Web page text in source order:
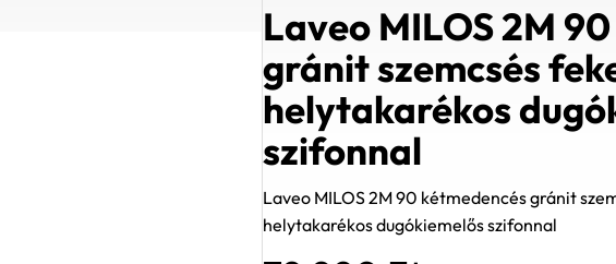
Laveo MILOS 2M
gránit szemcsés
helytakarékos
szifonnal
Laveo MILOS 2M 90 kétmedencés gránit
helytakarékos dugókiemelős szifonnal